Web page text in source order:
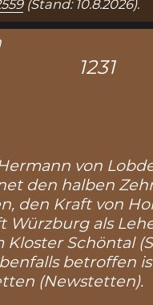
(Stand: 10.8.2026).
1231
von
den halben
den Kraft von
Würzburg als
Kloster Schöntal (
betroffen
(Newstetten).